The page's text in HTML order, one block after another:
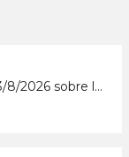
#1463 - L'Entrevista del Dia del 3/8/2026 sobre la Copa d'Espanya de Superenduro a Abrera